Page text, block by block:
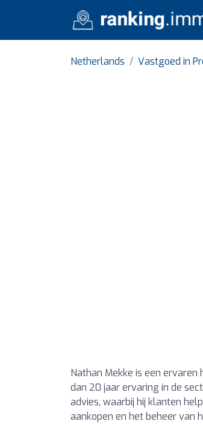
Netherlands Vastgoed in
Nathan Mekke is een
dan 20 jaar ervaring in de
advies, waarbij hij klanten
aankopen en het beheer van